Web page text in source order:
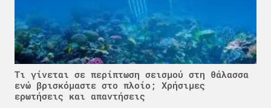
Τι γίνεται σε περίπτωση σεισμού στη θάλασσα
ενώ βρισκόμαστε στο πλοίο; Χρήσιμες
ερωτήσεις και απαντήσεις